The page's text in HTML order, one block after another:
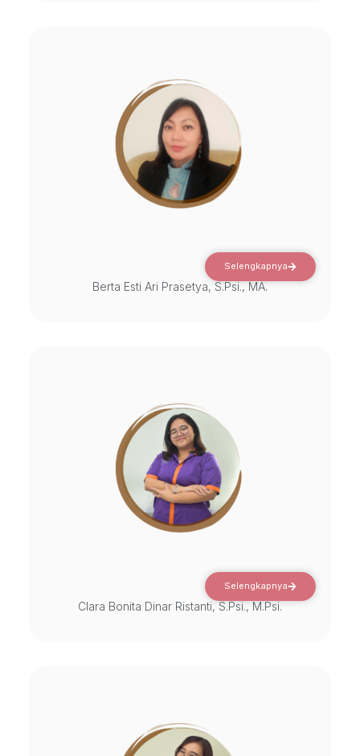
Selengkapnya
Berta Esti Ari Prasetya, S.Psi., MA.
Selengkapnya
Clara Bonita Dinar Ristanti, S.Psi., M.Psi.